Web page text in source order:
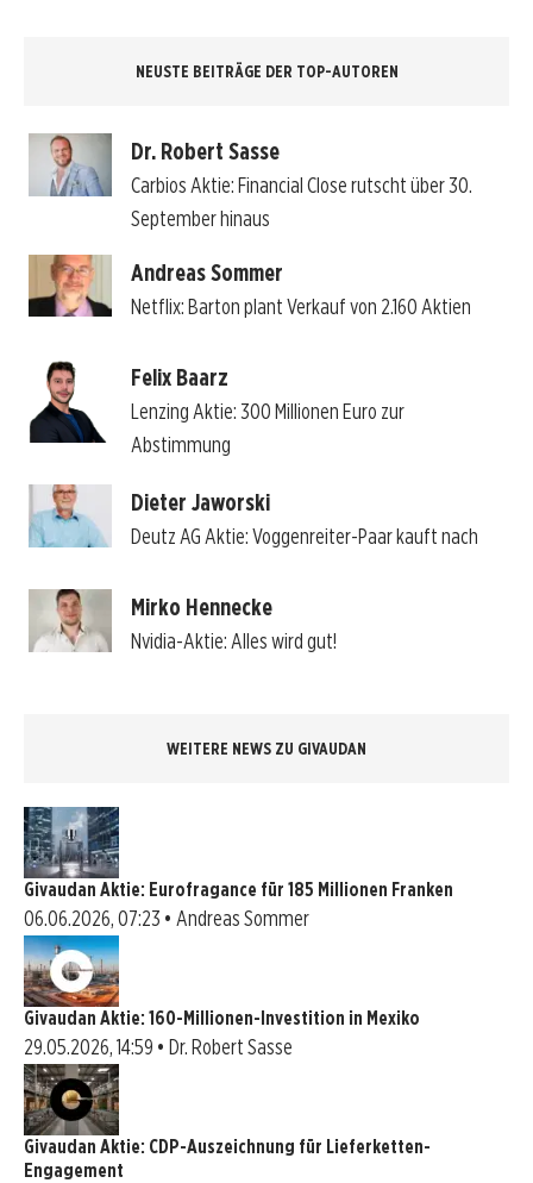
NEUSTE BEITRÄGE DER TOP-AUTOREN
Dr. Robert Sasse
Carbios Aktie: Financial Close rutscht über 30.
September hinaus
Andreas Sommer
Netflix: Barton plant Verkauf von 2.160 Aktien
Felix Baarz
Lenzing Aktie: 300 Millionen Euro zur
Abstimmung
Dieter Jaworski
Deutz AG Aktie: Voggenreiter-Paar kauft nach
Mirko Hennecke
Nvidia-Aktie: Alles wird gut!
WEITERE NEWS ZU GIVAUDAN
Givaudan Aktie: Eurofragance für 185 Millionen Franken
06.06.2026, 07:23 • Andreas Sommer
Givaudan Aktie: 160-Millionen-Investition in Mexiko
29.05.2026, 14:59 • Dr. Robert Sasse
Givaudan Aktie: CDP-Auszeichnung für Lieferketten-
Engagement